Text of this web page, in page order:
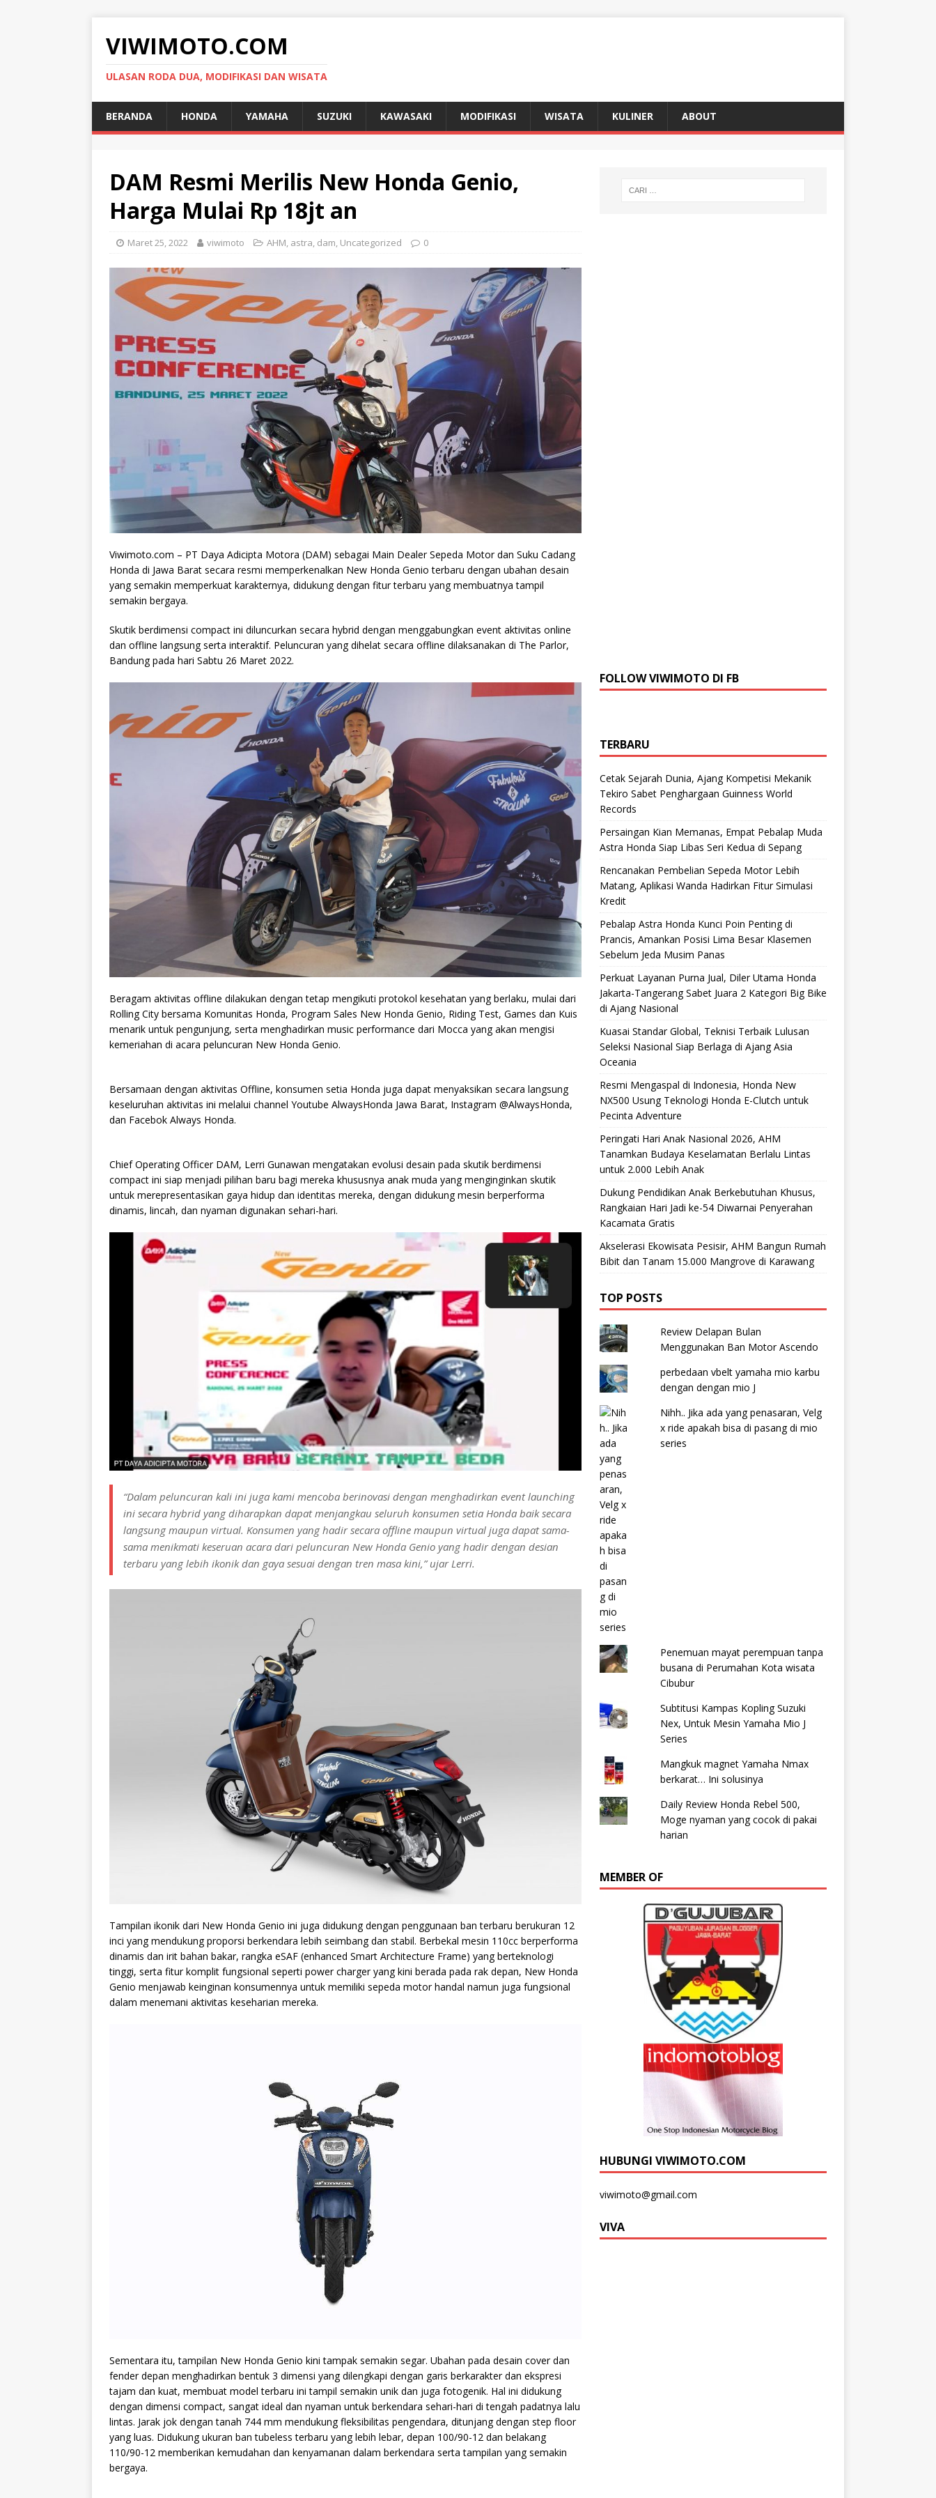
VIWIMOTO.COM
ULASAN RODA DUA, MODIFIKASI DAN WISATA
BERANDA HONDA YAMAHA SUZUKI KAWASAKI MODIFIKASI WISATA KULINER ABOUT
DAM Resmi Merilis New Honda Genio,
Harga Mulai Rp 18jt an
Maret 25, 2022 viwimoto AHM, astra, dam, Uncategorized 0
Viwimoto.com – PT Daya Adicipta Motora (DAM) sebagai Main Dealer Sepeda Motor dan Suku Cadang
Honda di Jawa Barat secara resmi memperkenalkan New Honda Genio terbaru dengan ubahan desain
yang semakin memperkuat karakternya, didukung dengan fitur terbaru yang membuatnya tampil
semakin bergaya.
Skutik berdimensi compact ini diluncurkan secara hybrid dengan menggabungkan event aktivitas online
dan offline langsung serta interaktif. Peluncuran yang dihelat secara offline dilaksanakan di The Parlor,
Bandung pada hari Sabtu 26 Maret 2022.
Beragam aktivitas offline dilakukan dengan tetap mengikuti protokol kesehatan yang berlaku, mulai dari
Rolling City bersama Komunitas Honda, Program Sales New Honda Genio, Riding Test, Games dan Kuis
menarik untuk pengunjung, serta menghadirkan music performance dari Mocca yang akan mengisi
kemeriahan di acara peluncuran New Honda Genio.
Bersamaan dengan aktivitas Offline, konsumen setia Honda juga dapat menyaksikan secara langsung
keseluruhan aktivitas ini melalui channel Youtube AlwaysHonda Jawa Barat, Instagram @AlwaysHonda,
dan Facebok Always Honda.
Chief Operating Officer DAM, Lerri Gunawan mengatakan evolusi desain pada skutik berdimensi
compact ini siap menjadi pilihan baru bagi mereka khususnya anak muda yang menginginkan skutik
untuk merepresentasikan gaya hidup dan identitas mereka, dengan didukung mesin berperforma
dinamis, lincah, dan nyaman digunakan sehari-hari.
“Dalam peluncuran kali ini juga kami mencoba berinovasi dengan menghadirkan event launching
ini secara hybrid yang diharapkan dapat menjangkau seluruh konsumen setia Honda baik secara
langsung maupun virtual. Konsumen yang hadir secara offline maupun virtual juga dapat sama-
sama menikmati keseruan acara dari peluncuran New Honda Genio yang hadir dengan desian
terbaru yang lebih ikonik dan gaya sesuai dengan tren masa kini,” ujar Lerri.
Tampilan ikonik dari New Honda Genio ini juga didukung dengan penggunaan ban terbaru berukuran 12
inci yang mendukung proporsi berkendara lebih seimbang dan stabil. Berbekal mesin 110cc berperforma
dinamis dan irit bahan bakar, rangka eSAF (enhanced Smart Architecture Frame) yang berteknologi
tinggi, serta fitur komplit fungsional seperti power charger yang kini berada pada rak depan, New Honda
Genio menjawab keinginan konsumennya untuk memiliki sepeda motor handal namun juga fungsional
dalam menemani aktivitas keseharian mereka.
Sementara itu, tampilan New Honda Genio kini tampak semakin segar. Ubahan pada desain cover dan
fender depan menghadirkan bentuk 3 dimensi yang dilengkapi dengan garis berkarakter dan ekspresi
tajam dan kuat, membuat model terbaru ini tampil semakin unik dan juga fotogenik. Hal ini didukung
dengan dimensi compact, sangat ideal dan nyaman untuk berkendara sehari-hari di tengah padatnya lalu
lintas. Jarak jok dengan tanah 744 mm mendukung fleksibilitas pengendara, ditunjang dengan step floor
yang luas. Didukung ukuran ban tubeless terbaru yang lebih lebar, depan 100/90-12 dan belakang
110/90-12 memberikan kemudahan dan kenyamanan dalam berkendara serta tampilan yang semakin
bergaya.
FOLLOW VIWIMOTO DI FB
TERBARU
Cetak Sejarah Dunia, Ajang Kompetisi Mekanik
Tekiro Sabet Penghargaan Guinness World
Records
Persaingan Kian Memanas, Empat Pebalap Muda
Astra Honda Siap Libas Seri Kedua di Sepang
Rencanakan Pembelian Sepeda Motor Lebih
Matang, Aplikasi Wanda Hadirkan Fitur Simulasi
Kredit
Pebalap Astra Honda Kunci Poin Penting di
Prancis, Amankan Posisi Lima Besar Klasemen
Sebelum Jeda Musim Panas
Perkuat Layanan Purna Jual, Diler Utama Honda
Jakarta-Tangerang Sabet Juara 2 Kategori Big Bike
di Ajang Nasional
Kuasai Standar Global, Teknisi Terbaik Lulusan
Seleksi Nasional Siap Berlaga di Ajang Asia
Oceania
Resmi Mengaspal di Indonesia, Honda New
NX500 Usung Teknologi Honda E-Clutch untuk
Pecinta Adventure
Peringati Hari Anak Nasional 2026, AHM
Tanamkan Budaya Keselamatan Berlalu Lintas
untuk 2.000 Lebih Anak
Dukung Pendidikan Anak Berkebutuhan Khusus,
Rangkaian Hari Jadi ke-54 Diwarnai Penyerahan
Kacamata Gratis
Akselerasi Ekowisata Pesisir, AHM Bangun Rumah
Bibit dan Tanam 15.000 Mangrove di Karawang
TOP POSTS
Review Delapan Bulan
Menggunakan Ban Motor Ascendo
perbedaan vbelt yamaha mio karbu
dengan dengan mio J
Nihh.. Jika ada yang penasaran, Velg
x ride apakah bisa di pasang di mio
series
Penemuan mayat perempuan tanpa
busana di Perumahan Kota wisata
Cibubur
Subtitusi Kampas Kopling Suzuki
Nex, Untuk Mesin Yamaha Mio J
Series
Mangkuk magnet Yamaha Nmax
berkarat… Ini solusinya
Daily Review Honda Rebel 500,
Moge nyaman yang cocok di pakai
harian
MEMBER OF
HUBUNGI VIWIMOTO.COM
viwimoto@gmail.com
VIVA